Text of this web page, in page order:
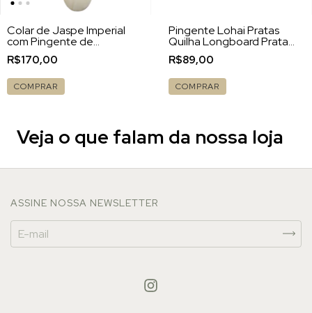
Colar de Jaspe Imperial
com Pingente de
Madrepérola Longboard
Concept
R$170,00
Pingente Lohai Pratas
Quilha Longboard Prata
925
R$89,00
COMPRAR
Veja o que falam da nossa loja
ASSINE NOSSA NEWSLETTER